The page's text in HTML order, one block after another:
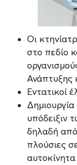
Οι
στο πεδίο
Ανάπτυξης
Εντατικοί
υπόδειξιν
δηλαδή από
πλούσιες